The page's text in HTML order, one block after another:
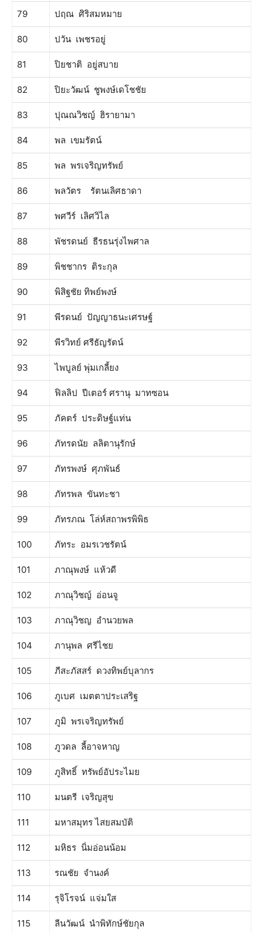
79 ปฤณ ศิริสมหมาย
80 ปวัน เพชรอยู่
81 ปิยชาติ อยู่สบาย
82 ปิยะวัฒน์ ชูพงษ์เดโชชัย
83 ปุณณวิชญ์ ฮิรายามา
84 พล เขมรัตน์
85 พล พรเจริญทรัพย์
86 พลวัตร รัตนเลิศธาดา
87 พศวีร์ เลิศวิไล
88 พัชรดนย์ ธีรธนรุ่งไพศาล
89 พิชชากร ติระกุล
90 พิสิฐชัย ทิพย์พงษ์
91 พีรดนย์ ปัญญาธนะเศรษฐ์
92 พีรวิทย์ ศรีธัญรัตน์
93 ไพบูลย์ พุ่มเกลี้ยง
94 ฟิลลิป ปีเตอร์ ศรานุ มาทซอน
95 ภัคตร์ ประดิษฐ์แท่น
96 ภัทรดนัย ลลิตานุรักษ์
97 ภัทรพงษ์ ศุภพันธ์
98 ภัทรพล ขันทะชา
99 ภัทรภณ โล่ห์สถาพรพิพิธ
100 ภัทระ อมรเวชรัตน์
101 ภาณุพงษ์ แห้วดี
102 ภาณุวิชญ์ อ่อนจู
103 ภาณุวิชญ อำนวยพล
104 ภานุพล ศรีไชย
105 ภีสะภัสสร์ ดวงทิพย์บุลากร
106 ภูเบศ เมตตาประเสริฐ
107 ภูมิ พรเจริญทรัพย์
108 ภูวดล ลี้อาจหาญ
109 ภูสิทธิ์ ทรัพย์อัประไมย
110 มนตรี เจริญสุข
111 มหาสมุทร ไสยสมบัติ
112 มหิธร นิ่มอ่อนน้อม
113 รณชัย จำนงค์
114 รุจิโรจน์ แจ่มใส
115 ลีนวัฒน์ นำพิทักษ์ชัยกุล